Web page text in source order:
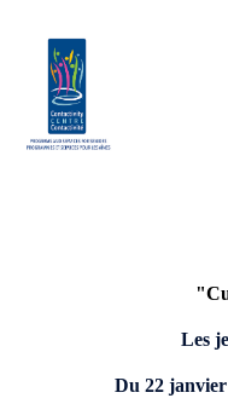
Les
Du 22 janvier